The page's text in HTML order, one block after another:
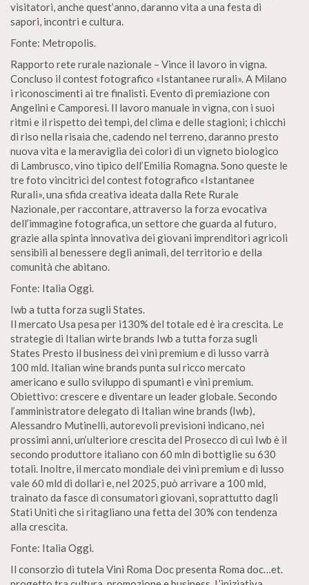
visitatori, anche quest’anno, daranno vita a una festa di
sapori, incontri e cultura.
Fonte: Metropolis.
Rapporto rete rurale nazionale – Vince il lavoro in vigna.
Concluso il contest fotografico «Istantanee rurali». A Milano
i riconoscimenti ai tre finalisti. Evento di premiazione con
Angelini e Camporesi. Il lavoro manuale in vigna, con i suoi
ritmi e il rispetto dei tempi, del clima e delle stagioni; i chicchi
di riso nella risaia che, cadendo nel terreno, daranno presto
nuova vita e la meraviglia dei colori di un vigneto biologico
di Lambrusco, vino tipico dell’Emilia Romagna. Sono queste le
tre foto vincitrici del contest fotografico «Istantanee
Rurali», una sfida creativa ideata dalla Rete Rurale
Nazionale, per raccontare, attraverso la forza evocativa
dell’immagine fotografica, un settore che guarda al futuro,
grazie alla spinta innovativa dei giovani imprenditori agricoli
sensibili al benessere degli animali, del territorio e della
comunità che abitano.
Fonte: Italia Oggi.
Iwb a tutta forza sugli States.
Il mercato Usa pesa per i130% del totale ed è ira crescita. Le
strategie di Italian wirte brands Iwb a tutta forza sugli
States Presto il business dei vini premium e di lusso varrà
100 mld. Italian wine brands punta sul ricco mercato
americano e sullo sviluppo di spumanti e vini premium.
Obiettivo: crescere e diventare un leader globale. Secondo
l’amministratore delegato di Italian wine brands (Iwb),
Alessandro Mutinelli, autorevoli previsioni indicano, nei
prossimi anni, un’ulteriore crescita del Prosecco di cui Iwb è il
secondo produttore italiano con 60 mln di bottiglie su 630
totali. Inoltre, il mercato mondiale dei vini premium e di lusso
vale 60 mld di dollari e, nel 2025, può arrivare a 100 mld,
trainato da fasce di consumatori giovani, soprattutto dagli
Stati Uniti che si ritagliano una fetta del 30% con tendenza
alla crescita.
Fonte: Italia Oggi.
Il consorzio di tutela Vini Roma Doc presenta Roma doc…et.